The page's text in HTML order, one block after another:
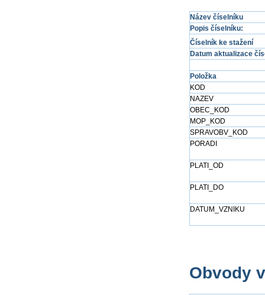
Název číselníku
Popis číselníku:
Číselník ke stažení
Datum aktualizace
Položka
KOD
NAZEV
OBEC_KOD
MOP_KOD
SPRAVOBV_KOD
PORADI
PLATI_OD
PLATI_DO
DATUM_VZNIKU
Obvody